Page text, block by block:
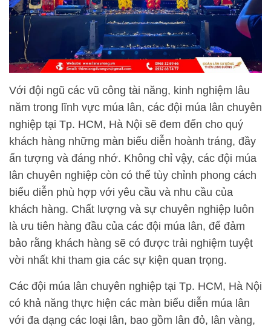
Với đội ngũ các vũ công tài năng, kinh nghiệm lâu
năm trong lĩnh vực múa lân, các đội múa lân chuyên
nghiệp tại Tp. HCM, Hà Nội sẽ đem đến cho quý
khách hàng những màn biểu diễn hoành tráng, đầy
ấn tượng và đáng nhớ. Không chỉ vậy, các đội múa
lân chuyên nghiệp còn có thể tùy chỉnh phong cách
biểu diễn phù hợp với yêu cầu và nhu cầu của
khách hàng. Chất lượng và sự chuyên nghiệp luôn
là ưu tiên hàng đầu của các đội múa lân, để đảm
bảo rằng khách hàng sẽ có được trải nghiệm tuyệt
vời nhất khi tham gia các sự kiện quan trọng.
Các đội múa lân chuyên nghiệp tại Tp. HCM, Hà Nội
có khả năng thực hiện các màn biểu diễn múa lân
với đa dạng các loại lân, bao gồm lân đỏ, lân vàng,